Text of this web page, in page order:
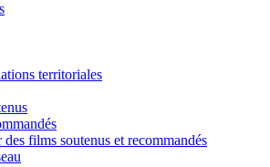
territoriales
films soutenus et recommandés